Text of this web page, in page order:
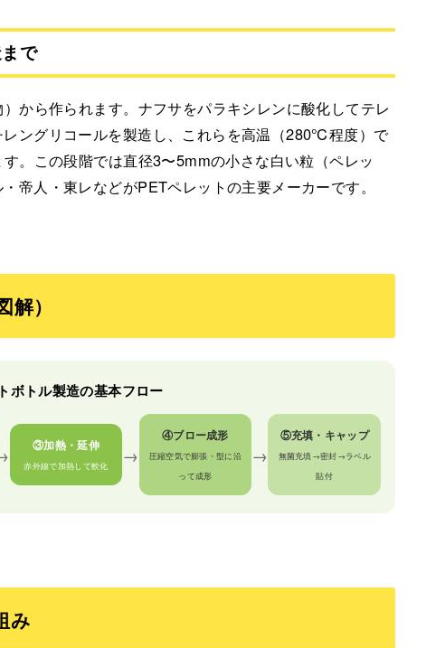
で
から作られます。ナフサをパラキシレンに酸化してテレ
ングリコールを製造し、これらを高温（280℃程度）で
。この段階では直径3〜5mmの小さな白い粒（ペレッ
帝人・東レなどがPETペレットの主要メーカーです。
）
ボトル製造の基本フロー
③加熱・延伸
赤外線で加熱して軟化 →
④ブロー成形
圧縮空気で膨張・型に沿
って成形
→
⑤充填・キャップ
無菌充填→密封→ラベル
貼付
み